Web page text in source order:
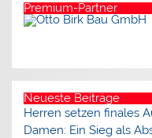
Premium-Partner
Neueste Beiträge
Herren setzen finales
Damen: Ein Sieg als